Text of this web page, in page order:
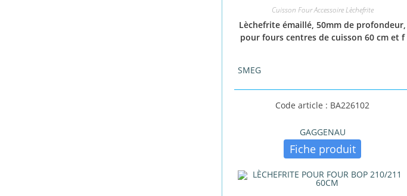
Cuisson Four Accessoire Lèchefrite
Lèchefrite émaillé, 50mm de profondeur,
pour fours centres de cuisson 60 cm et f
SMEG
Code article : BA226102
GAGGENAU
Fiche produit